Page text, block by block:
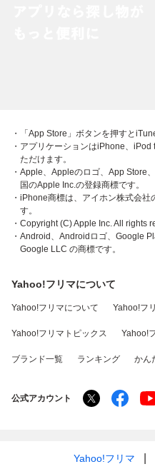
・「App Store」ボタンを押すと
・アプリケーションはiPhone、
ただけます。
・Apple、Appleのロゴ、App Store
国のApple Inc.の登録商標です。
・iPhone商標は、アイホン株式会
す。
・Copyright (C) Apple Inc. All rights
・Android、Androidロゴ、Google
Google LLC の商標です。
Yahoo!フリマについて
Yahoo!フリマについて Yahoo!フ
Yahoo!フリマトピックス Yahoo!
ブランド一覧 ランキング かん
公式アカウント
Yahoo!フリマ